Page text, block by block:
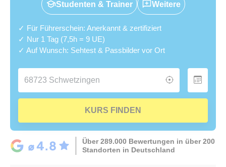
Studenten & Trainer Weitere
✓ Für Führerschein: Anerkannt & zertifiziert
✓ Nur 1 Tag (7,5h = 9 UE)
✓ Auf Wunsch: Sehtest & Passbilder vor Ort
KURS FINDEN
Über 289.000 Bewertungen in über 200
Standorten in Deutschland